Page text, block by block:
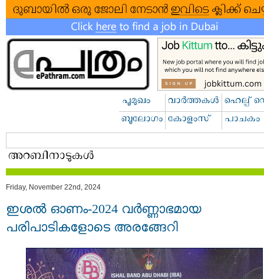
Friday, November 22nd, 2024
ഇശൽ ഓണം-2024 വർണ്ണാഭമായ
പരിപാടികളോടെ അരങ്ങേറി